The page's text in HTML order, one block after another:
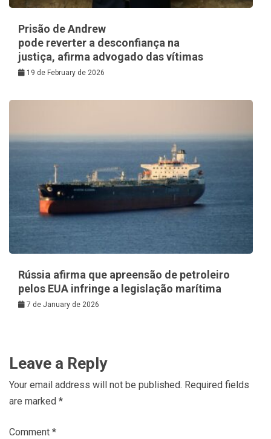
Prisão de Andrew
pode reverter a desconfiança na
justiça, afirma advogado das vítimas
19 de February de 2026
Rússia afirma que apreensão de petroleiro
pelos EUA infringe a legislação marítima
7 de January de 2026
Leave a Reply
Your email address will not be published. Required fields
are marked *
Comment *